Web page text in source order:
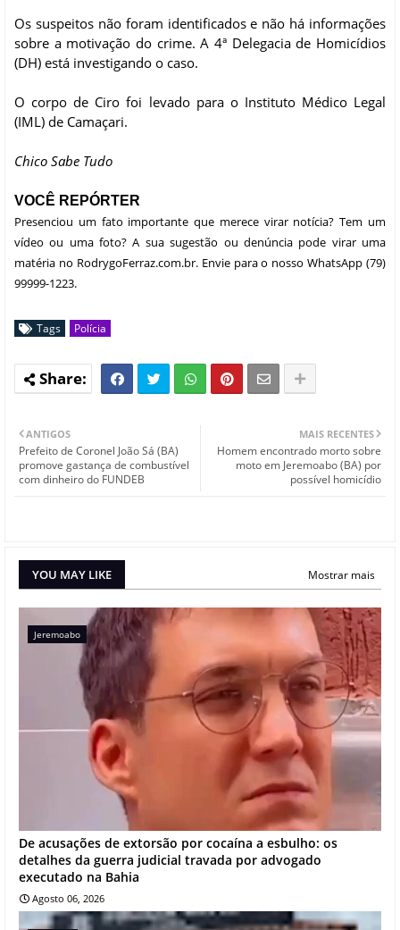
Os suspeitos não foram identificados e não há informações
sobre a motivação do crime. A 4ª Delegacia de Homicídios
(DH) está investigando o caso.
O corpo de Ciro foi levado para o Instituto Médico Legal
(IML) de Camaçari.
Chico Sabe Tudo
VOCÊ REPÓRTER
Presenciou um fato importante que merece virar notícia? Tem um
vídeo ou uma foto? A sua sugestão ou denúncia pode virar uma
matéria no RodrygoFerraz.com.br. Envie para o nosso WhatsApp (79)
99999-1223.
Tags Polícia
MAIS RECENTES
Homem encontrado morto sobre
moto em Jeremoabo (BA) por
possível homicídio
ANTIGOS
Prefeito de Coronel João Sá (BA)
promove gastança de combustível
com dinheiro do FUNDEB
YOU MAY LIKE Mostrar mais
Jeremoabo
De acusações de extorsão por cocaína a esbulho: os
detalhes da guerra judicial travada por advogado
executado na Bahia
Agosto 06, 2026